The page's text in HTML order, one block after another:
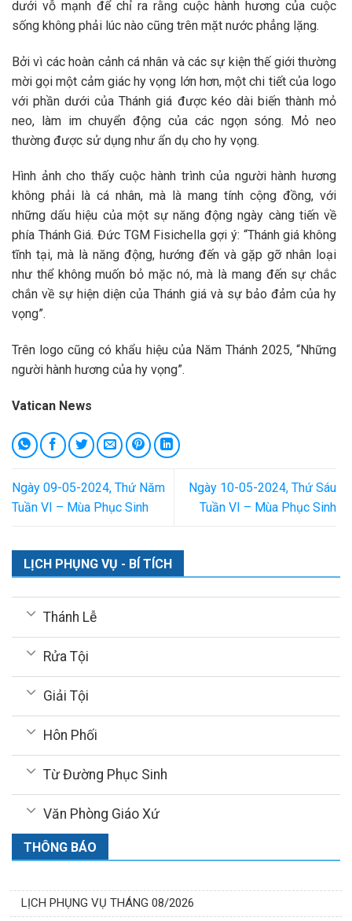
dưới vỗ mạnh để chỉ ra rằng cuộc hành hương của cuộc
sống không phải lúc nào cũng trên mặt nước phẳng lặng.
Bởi vì các hoàn cảnh cá nhân và các sự kiện thế giới thường
mời gọi một cảm giác hy vọng lớn hơn, một chi tiết của logo
với phần dưới của Thánh giá được kéo dài biến thành mỏ
neo, làm im chuyển động của các ngọn sóng. Mỏ neo
thường được sử dụng như ẩn dụ cho hy vọng.
Hình ảnh cho thấy cuộc hành trình của người hành hương
không phải là cá nhân, mà là mang tính cộng đồng, với
những dấu hiệu của một sự năng động ngày càng tiến về
phía Thánh Giá. Đức TGM Fisichella gợi ý: “Thánh giá không
tĩnh tại, mà là năng động, hướng đến và gặp gỡ nhân loại
như thể không muốn bỏ mặc nó, mà là mang đến sự chắc
chắn về sự hiện diện của Thánh giá và sự bảo đảm của hy
vọng”.
Trên logo cũng có khẩu hiệu của Năm Thánh 2025, “Những
người hành hương của hy vọng”.
Vatican News
Ngày 09-05-2024, Thứ Năm
Tuần VI – Mùa Phục Sinh
Ngày 10-05-2024, Thứ Sáu
Tuần VI – Mùa Phục Sinh
LỊCH PHỤNG VỤ - BÍ TÍCH
Thánh Lễ
Rửa Tội
Giải Tội
Hôn Phối
Từ Đường Phục Sinh
Văn Phòng Giáo Xứ
THÔNG BÁO
LỊCH PHỤNG VỤ THÁNG 08/2026